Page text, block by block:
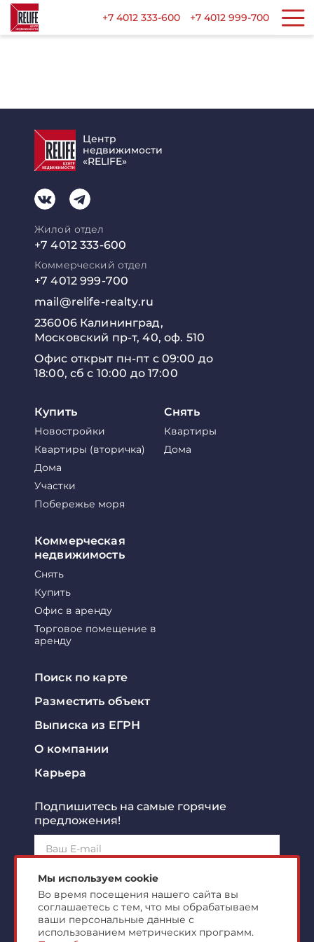
+7 4012 333-600 +7 4012 999-700
Центр
недвижимости
«RELIFE»
Жилой отдел
+7 4012 333-600
Коммерческий отдел
+7 4012 999-700
mail@relife-realty.ru
236006 Калининград,
Московский пр-т, 40, оф. 510
Офис открыт пн-пт с 09:00 до
18:00, сб с 10:00 до 17:00
Купить
Новостройки
Квартиры (вторичка)
Дома
Участки
Побережье моря
Снять
Квартиры
Дома
Коммерческая
недвижимость
Снять
Купить
Офис в аренду
Торговое помещение в
аренду
Поиск по карте
Разместить объект
Выписка из ЕГРН
О компании
Карьера
Подпишитесь на самые горячие
предложения!
Подписаться!
Я ознакомлен сполитикой конфиденциальности
согласен наобработку персональных данных
Мы используем cookie
Во время посещения нашего сайта вы
соглашаетесь с тем, что мы обрабатываем
ваши персональные данные с
использованием метрических программ.